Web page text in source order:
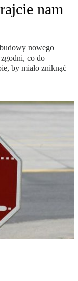
nam
nowego
co do
by miało zniknąć